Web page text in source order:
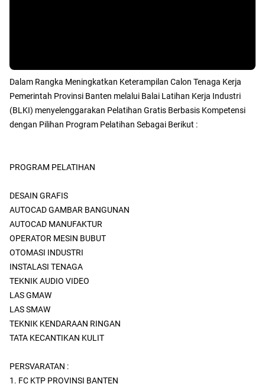
Dalam Rangka Meningkatkan Keterampilan Calon Tenaga Kerja
Pemerintah Provinsi Banten melalui Balai Latihan Kerja Industri
(BLKI) menyelenggarakan Pelatihan Gratis Berbasis Kompetensi
dengan Pilihan Program Pelatihan Sebagai Berikut :
PROGRAM PELATIHAN
DESAIN GRAFIS
AUTOCAD GAMBAR BANGUNAN
AUTOCAD MANUFAKTUR
OPERATOR MESIN BUBUT
OTOMASI INDUSTRI
INSTALASI TENAGA
TEKNIK AUDIO VIDEO
LAS GMAW
LAS SMAW
TEKNIK KENDARAAN RINGAN
TATA KECANTIKAN KULIT
PERSVARATAN :
1. FC KTP PROVINSI BANTEN